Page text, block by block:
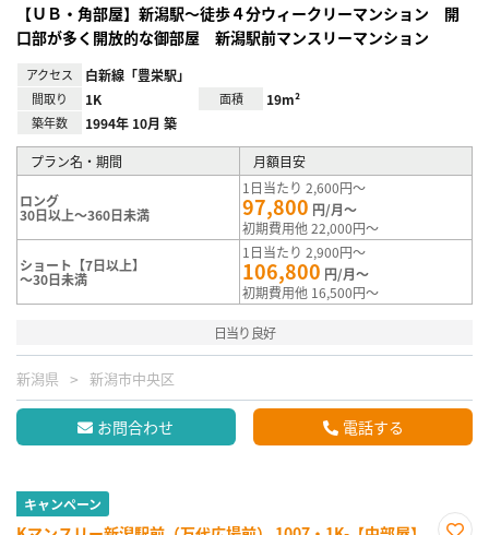
【ＵＢ・角部屋】新潟駅～徒歩４分ウィークリーマンション 開
口部が多く開放的な御部屋 新潟駅前マンスリーマンション
アクセス 白新線「豊栄駅」
間取り 1K 面積 19m²
築年数 1994年 10月 築
プラン名・期間 月額目安
ロング
30日以上～360日未満
1日当たり 2,600円～
97,800 円/月～
初期費用他 22,000円～
ショート【7日以上】
～30日未満
1日当たり 2,900円～
106,800 円/月～
初期費用他 16,500円～
日当り良好
新潟県 新潟市中央区
お問合わせ 電話する
キャンペーン